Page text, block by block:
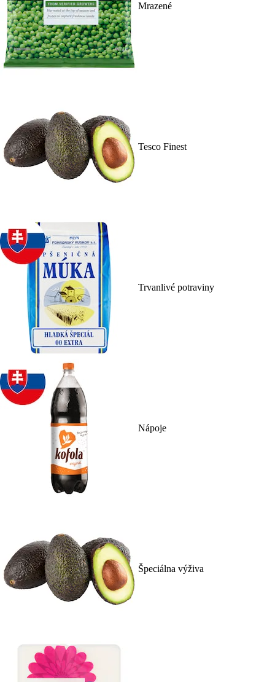
Mrazené
Tesco Finest
Trvanlivé potraviny
Nápoje
Špeciálna výživa